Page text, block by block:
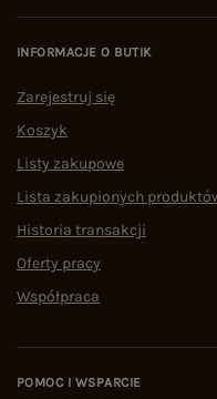
INFORMACJE O BUTIK
Zarejestruj się
Koszyk
Listy zakupowe
Lista zakupionych
Historia transakcji
Oferty pracy
Współpraca
POMOC I WSPARCIE